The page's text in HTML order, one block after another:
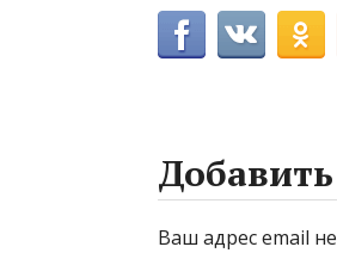
Ваш адрес email